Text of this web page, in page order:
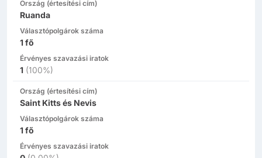
Ország (értesítési cím)
Ruanda
Választópolgárok száma
1fő
Érvényes szavazási iratok
1 (100%)
Ország (értesítési cím)
Saint Kitts és Nevis
Választópolgárok száma
1fő
Érvényes szavazási iratok